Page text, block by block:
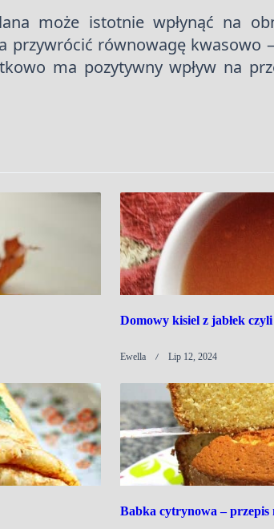
może istotnie wpłynąć na
równowagę kwasowo
ma pozytywny wpływ na
Domowy kisiel z jabłek
Ewella Lip 12, 2024
Babka cytrynowa – przepis